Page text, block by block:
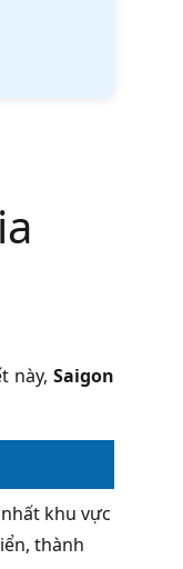
này, Saigon
khu vực
thành